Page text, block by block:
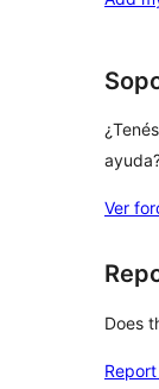
star
Ver
Does